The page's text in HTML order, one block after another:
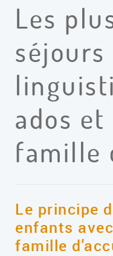
Les
séjours
ados
famille
Le principe
enfants
famille